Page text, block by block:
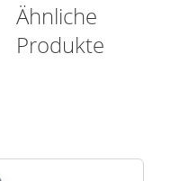
Ähnliche
Produkte